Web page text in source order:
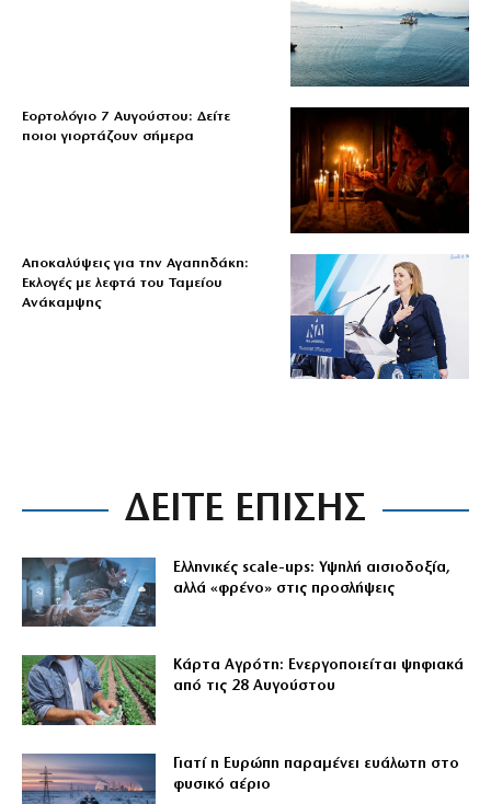
Εορτολόγιο 7 Αυγούστου: Δείτε
ποιοι γιορτάζουν σήμερα
Αποκαλύψεις για την Αγαπηδάκη:
Εκλογές με λεφτά του Ταμείου
Ανάκαμψης
ΔΕΙΤΕ ΕΠΙΣΗΣ
Ελληνικές scale-ups: Υψηλή αισιοδοξία,
αλλά «φρένο» στις προσλήψεις
Κάρτα Αγρότη: Ενεργοποιείται ψηφιακά
από τις 28 Αυγούστου
Γιατί η Ευρώπη παραμένει ευάλωτη στο
φυσικό αέριο